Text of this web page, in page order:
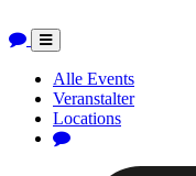
Toggle
navigation
Alle Events
Veranstalter
Locations